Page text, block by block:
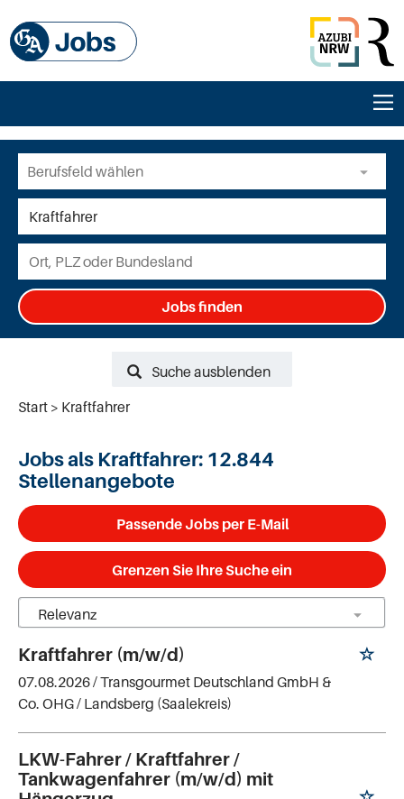
Jobs finden
Suche ausblenden
Start
Kraftfahrer
Jobs als Kraftfahrer: 12.844
Stellenangebote
Passende Jobs per E-Mail
Grenzen Sie Ihre Suche ein
Kraftfahrer (m/w/d)
07.08.2026 /Transgourmet Deutschland GmbH &
Co. OHG/ Landsberg (Saalekreis)
LKW-Fahrer / Kraftfahrer /
Tankwagenfahrer (m/w/d) mit